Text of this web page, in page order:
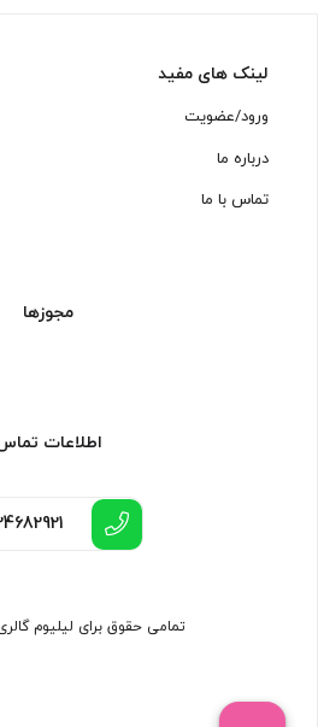
لینک های مفید
ورود/عضویت
درباره ما
تماس با ما
مجوزها
اطلاعات
تمامی حقوق برای لیلیوم